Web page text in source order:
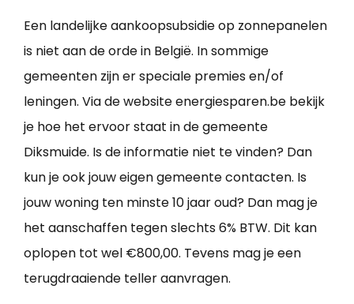
Een landelijke aankoopsubsidie op zonnepanelen
is niet aan de orde in België. In sommige
gemeenten zijn er speciale premies en/of
leningen. Via de website energiesparen.be bekijk
je hoe het ervoor staat in de gemeente
Diksmuide. Is de informatie niet te vinden? Dan
kun je ook jouw eigen gemeente contacten. Is
jouw woning ten minste 10 jaar oud? Dan mag je
het aanschaffen tegen slechts 6% BTW. Dit kan
oplopen tot wel €800,00. Tevens mag je een
terugdraaiende teller aanvragen.